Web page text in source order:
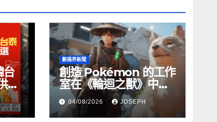
台
無
數碼界新聞
創造 Pokémon 的工作
室在《輪迴之獸》中尋
找自我聲音的挑戰
04/08/2026 JOSEPH